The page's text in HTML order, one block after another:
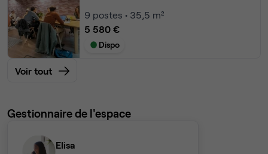
9 postes • 35,5 m²
5 580 €
Dispo
Voir tout
Gestionnaire de l'espace
Elisa